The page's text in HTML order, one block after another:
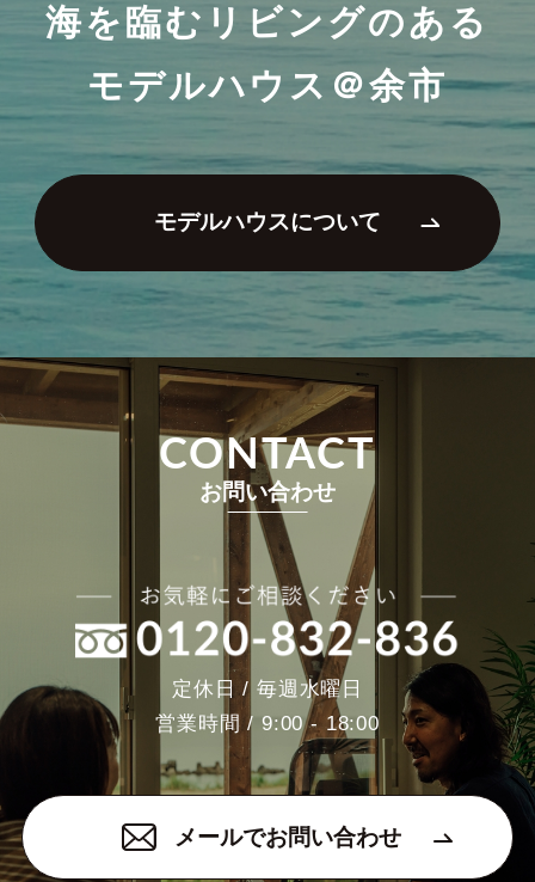
海を臨むリビングのある
モデルハウス＠余市
モデルハウスについて
CONTACT
お問い合わせ
定休日 / 毎週水曜日
営業時間 / 9:00 - 18:00
メールでお問い合わせ